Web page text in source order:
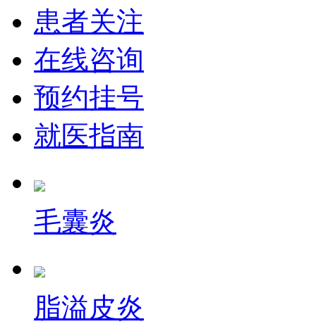
患者关注
在线咨询
预约挂号
就医指南
毛囊炎
脂溢皮炎